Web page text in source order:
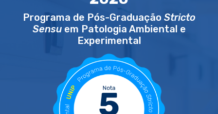
Programa de Pós-Graduação Stricto
Sensuem Patologia Ambiental e
Experimental